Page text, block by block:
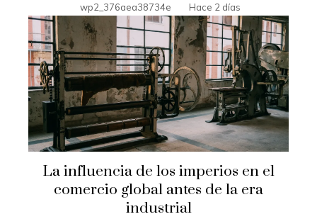
wp2_376aea38734e Hace 2 días
La influencia de los imperios en el
comercio global antes de la era
industrial